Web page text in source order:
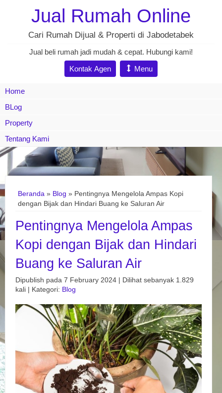
Jual Rumah Online
Cari Rumah Dijual & Properti di Jabodetabek
Jual beli rumah jadi mudah & cepat. Hubungi kami!
Kontak Agen
Menu
Home
BLog
Property
Tentang Kami
Beranda » Blog » Pentingnya Mengelola Ampas Kopi
dengan Bijak dan Hindari Buang ke Saluran Air
Pentingnya Mengelola Ampas
Kopi dengan Bijak dan Hindari
Buang ke Saluran Air
Dipublish pada 7 February 2024 | Dilihat sebanyak 1.829
kali | Kategori: Blog